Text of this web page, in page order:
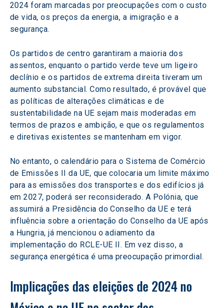
2024 foram marcadas por preocupações com o custo
de vida, os preços da energia, a imigração e a
segurança.
Os partidos de centro garantiram a maioria dos
assentos, enquanto o partido verde teve um ligeiro
declínio e os partidos de extrema direita tiveram um
aumento substancial. Como resultado, é provável que
as políticas de alterações climáticas e de
sustentabilidade na UE sejam mais moderadas em
termos de prazos e ambição, e que os regulamentos
e diretivas existentes se mantenham em vigor.
No entanto, o calendário para o Sistema de Comércio
de Emissões II da UE, que colocaria um limite máximo
para as emissões dos transportes e dos edifícios já
em 2027, poderá ser reconsiderado. A Polónia, que
assumirá a Presidência do Conselho da UE e terá
influência sobre a orientação do Conselho da UE após
a Hungria, já mencionou o adiamento da
implementação do RCLE-UE II. Em vez disso, a
segurança energética é uma preocupação primordial.
Implicações das eleições de 2024 no